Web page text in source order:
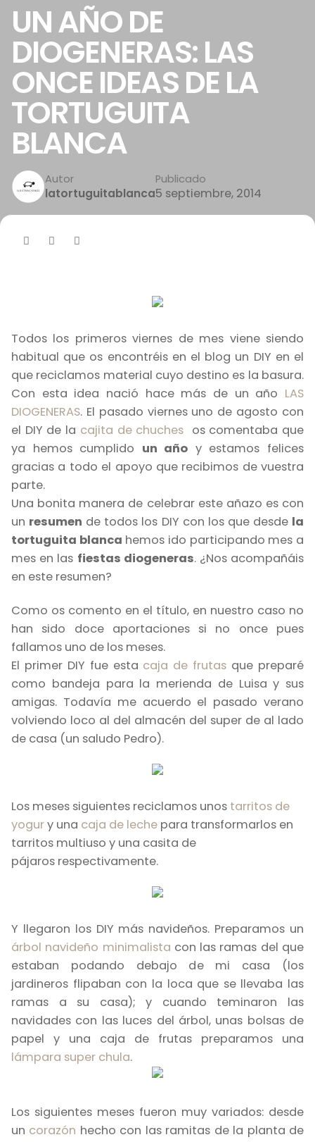
UN AÑO DE
DIOGENERAS: LAS
ONCE IDEAS DE LA
TORTUGUITA
BLANCA
Autor
latortuguitablanca
Publicado
5 septiembre, 2014
Todos los primeros viernes de mes viene siendo
habitual que os encontréis en el blog un DIY en el
que reciclamos material cuyo destino es la basura.
Con esta idea nació hace más de un año LAS
DIOGENERAS. El pasado viernes uno de agosto con
el DIY de la cajita de chuches os comentaba que
ya hemos cumplido un año y estamos felices
gracias a todo el apoyo que recibimos de vuestra
parte.
Una bonita manera de celebrar este añazo es con
un resumen de todos los DIY con los que desde la
tortuguita blanca hemos ido participando mes a
mes en las fiestas diogeneras. ¿Nos acompañáis
en este resumen?
Como os comento en el título, en nuestro caso no
han sido doce aportaciones si no once pues
fallamos uno de los meses.
El primer DIY fue esta caja de frutas que preparé
como bandeja para la merienda de Luisa y sus
amigas. Todavía me acuerdo el pasado verano
volviendo loco al del almacén del super de al lado
de casa (un saludo Pedro).
Los meses siguientes reciclamos unos tarritos de
yogury una caja de leche para transformarlos en
tarritos multiuso y una casita de
pájaros respectivamente.
Y llegaron los DIY más navideños. Preparamos un
árbol navideño minimalista con las ramas del que
estaban podando debajo de mi casa (los
jardineros flipaban con la loca que se llevaba las
ramas a su casa); y cuando teminaron las
navidades con las luces del árbol, unas bolsas de
papel y una caja de frutas preparamos una
lámpara super chula.
Los siguientes meses fueron muy variados: desde
un corazón hecho con las ramitas de la planta de